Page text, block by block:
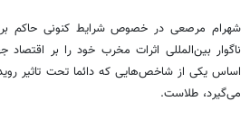
شهرام مرصعی در خصوص شرایط کنونی حاکم بر
ناگوار بین‌المللی اثرات مخرب خود را بر
اساس یکی از شاخص‌هایی که دائما تحت تاثیر
می‌گیرد، طلاست.